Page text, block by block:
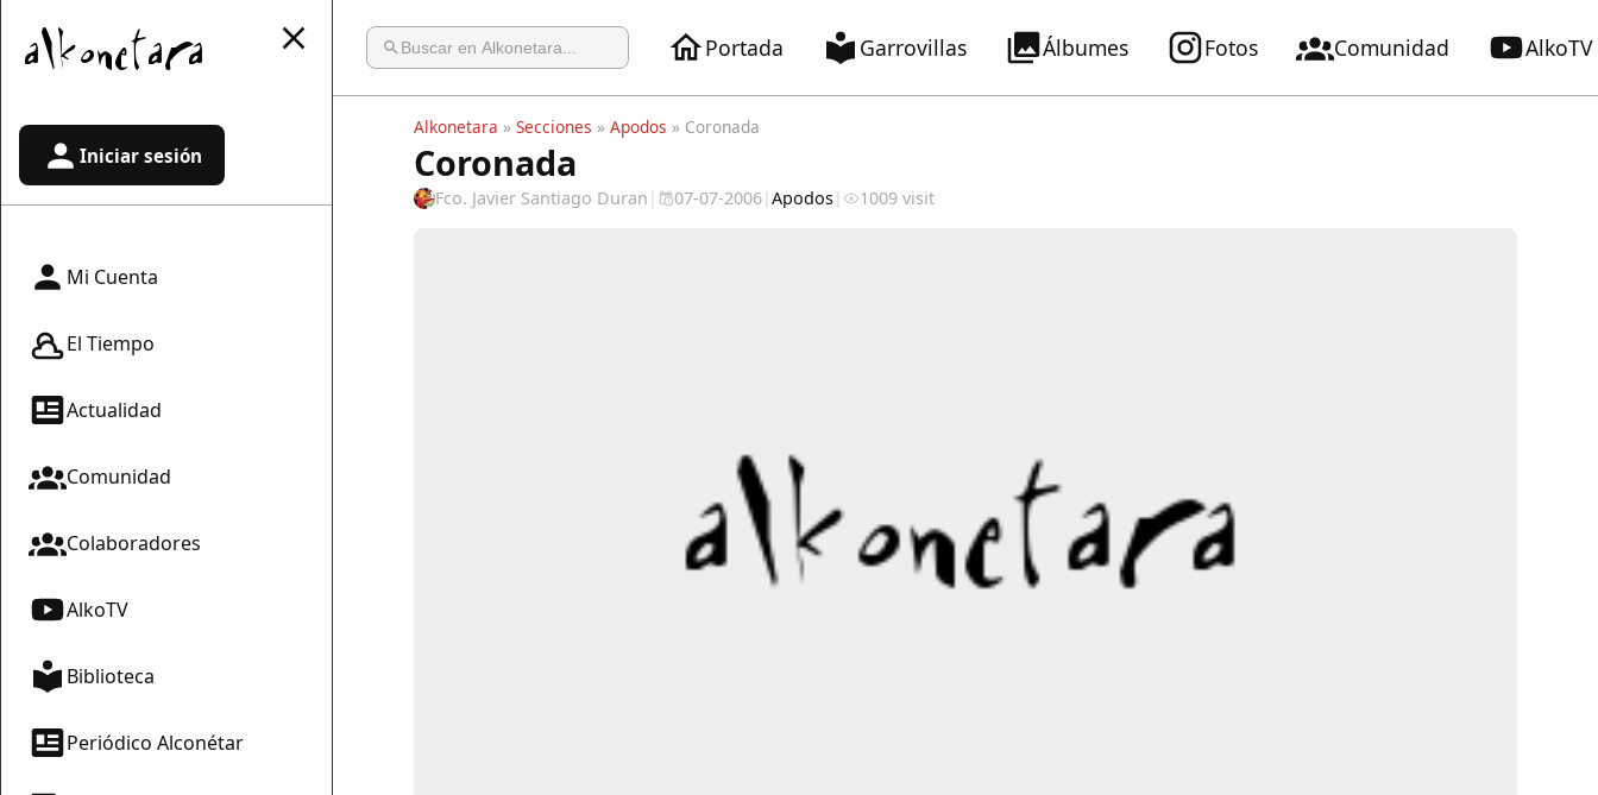
Portada Garrovillas Álbumes Fotos Comunidad AlkoTV
Iniciar sesión
Mi Cuenta
El Tiempo
Actualidad
Comunidad
Colaboradores
AlkoTV
Biblioteca
Periódico Alconétar
Alkonetara » Secciones » Apodos » Coronada
Coronada
Fco. Javier Santiago Duran | 07-07-2006| Apodos| 1009 visit